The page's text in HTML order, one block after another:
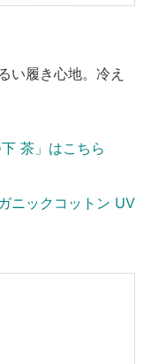
い履き心地。冷え
茶」はこちら
ガニックコットン UV